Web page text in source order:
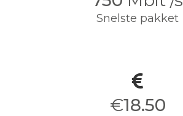
Snelste pakket
€18.50